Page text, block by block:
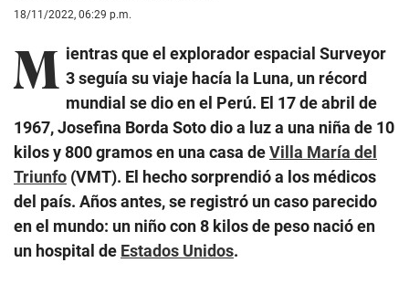
18/11/2022, 06:29 p.m.
M ientras que el explorador espacial Surveyor
3 seguía su viaje hacía la Luna, un récord
mundial se dio en el Perú. El 17 de abril de
1967, Josefina Borda Soto dio a luz a una niña de 10
kilos y 800 gramos en una casa deVilla María del
Triunfo (VMT). El hecho sorprendió a los médicos
del país. Años antes, se registró un caso parecido
en el mundo: un niño con 8 kilos de peso nació en
un hospital de Estados Unidos.